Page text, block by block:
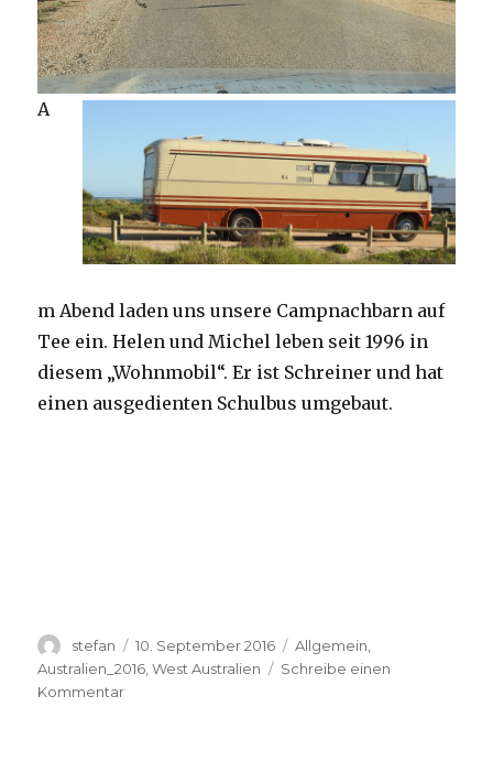
A
m Abend laden uns unsere Campnachbarn auf
Tee ein. Helen und Michel leben seit 1996 in
diesem „Wohnmobil“. Er ist Schreiner und hat
einen ausgedienten Schulbus umgebaut.
Autor
stefan
Veröffentlicht
am
10. September 2016 Kategorien
Allgemein
Australien_2016 ,West Australien
Schreibe einen
Kommentarzu